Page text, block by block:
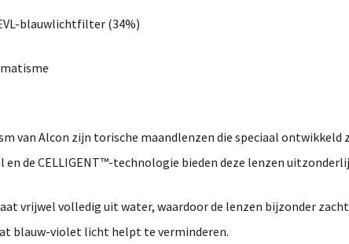
blauwlichtfilter (34%)
van Alcon zijn torische maandlenzen die speciaal ontwikkeld
en de CELLIGENT™-technologie bieden deze lenzen
vrijwel volledig uit water, waardoor de lenzen bijzonder
blauw-violet licht helpt te verminderen.